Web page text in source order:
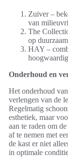
Zuiver –
van
The
op
HAY –
Onderhoud en
Het onderhoud
verlengen van de
Regelmatig
esthetiek, maar
aan te raden om
af te nemen met
de kast er niet
in optimale